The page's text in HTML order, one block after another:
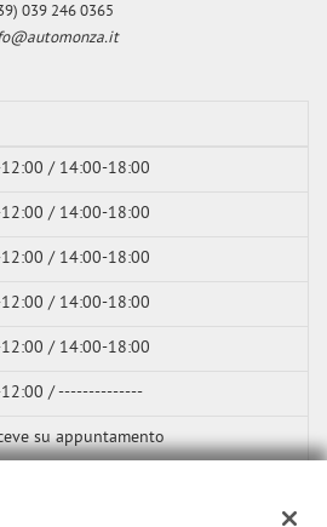
039 246 0365
/ 14:00-18:00
/ 14:00-18:00
/ 14:00-18:00
/ 14:00-18:00
/ 14:00-18:00
/ --------------
su appuntamento